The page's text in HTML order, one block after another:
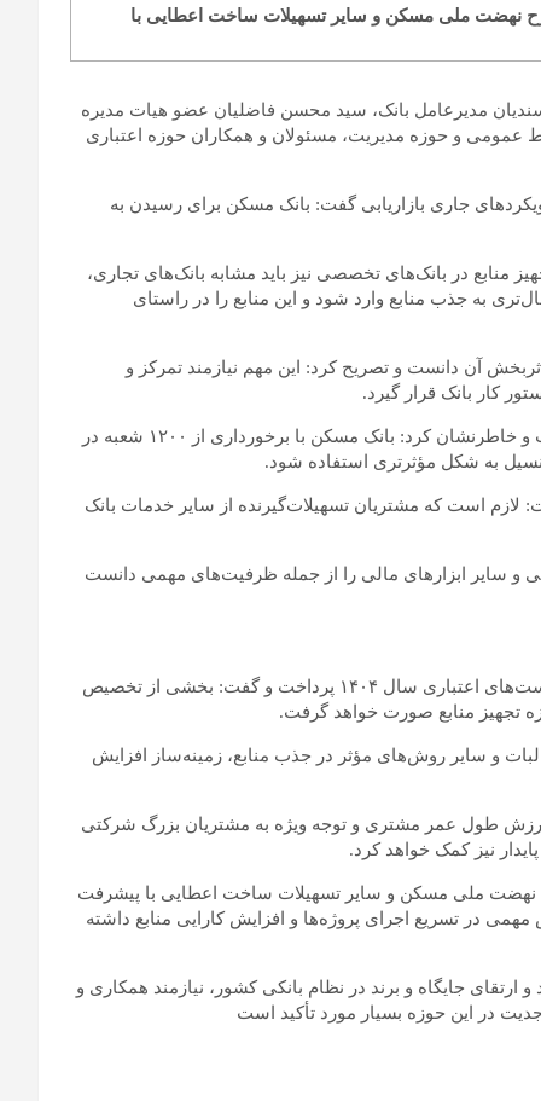
نهضت ملی مسکن و سایر تسهیلات ساخت اعطایی با
مدیرعامل بانک، سید محسن فاضلیان عضو هیات مدیره
عمومی و حوزه مدیریت، مسئولان و همکاران حوزه اعتباری
جاری بازاریابی گفت: بانک مسکن برای رسیدن به
منابع در بانک‌های تخصصی نیز باید مشابه بانک‌های تجاری،
به جذب منابع وارد شود و این منابع را در راستای
آن دانست و تصریح کرد: این مهم نیازمند تمرکز و
کار بانک قرار گیرد.
وی شبکه گسترده بانک را فرصتی راهبردی برای جذب منابع دانست و خاطرنشان کرد: بانک مسکن با برخورداری از ۱۲۰۰ شعبه در
به شکل مؤثرتری استفاده شود.
است که مشتریان تسهیلات‌گیرنده از سایر خدمات بانک
و سایر ابزار‌های مالی را از جمله ظرفیت‌های مهمی دانست
مدیرعامل بانک مسکن همچنین به تشریح مهم‌ترین تحولات در سیاست‌های اعتباری سال ۱۴۰۴ پرداخت و گفت: بخشی از تخصیص
تجهیز منابع صورت خواهد گرفت.
و سایر روش‌های مؤثر در جذب منابع، زمینه‌ساز افزایش
طول عمر مشتری و توجه ویژه به مشتریان بزرگ شرکتی
نیز کمک خواهد کرد.
ملی مسکن و سایر تسهیلات ساخت اعطایی با پیشرفت
نقش مهمی در تسریع اجرای پروژه‌ها و افزایش کارایی منابع داشته
جایگاه و برند در نظام بانکی کشور، نیازمند همکاری و
در این حوزه بسیار مورد تأکید است